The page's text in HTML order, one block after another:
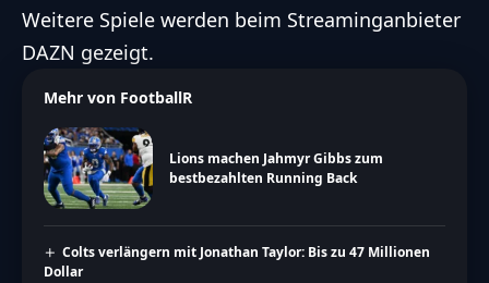
Weitere Spiele werden beim Streaminganbieter
DAZN gezeigt.
Mehr von FootballR
Lions machen Jahmyr Gibbs zum
bestbezahlten Running Back
Colts verlängern mit Jonathan Taylor: Bis zu 47 Millionen
Dollar